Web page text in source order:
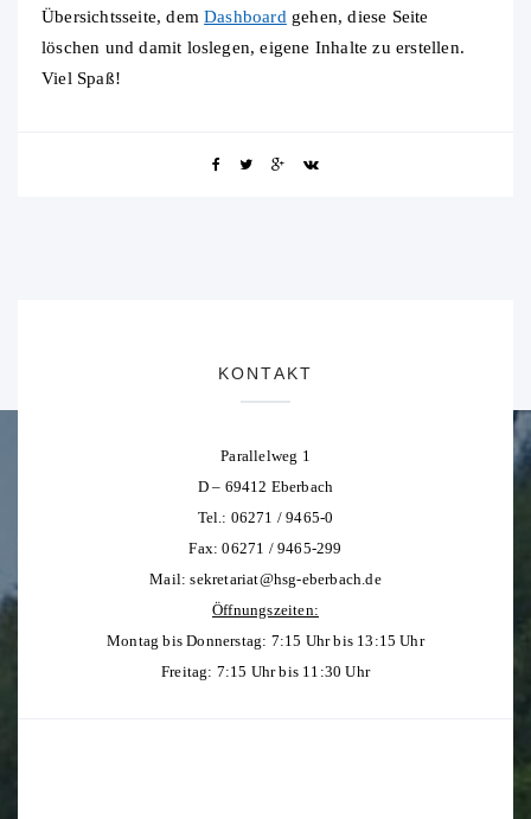
Übersichtsseite, demDashboardgehen, diese Seite
löschen und damit loslegen, eigene Inhalte zu erstellen.
Viel Spaß!
KONTAKT
Parallelweg 1
D – 69412 Eberbach
Tel.: 06271 / 9465-0
Fax: 06271 / 9465-299
Mail:sekretariat@hsg-eberbach.de
Öffnungszeiten:
Montag bis Donnerstag: 7:15 Uhr bis 13:15 Uhr
Freitag: 7:15 Uhr bis 11:30 Uhr